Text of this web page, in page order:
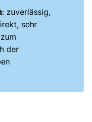
: zuverlässig,
sehr
der